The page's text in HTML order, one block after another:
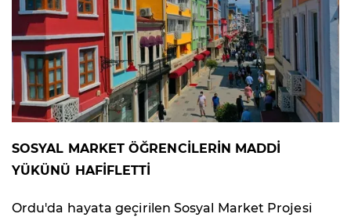
SOSYAL MARKET ÖĞRENCİLERİN MADDİ
YÜKÜNÜ HAFİFLETTİ
Ordu'da hayata geçirilen Sosyal Market Projesi